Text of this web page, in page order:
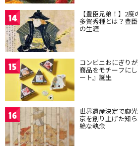
14 【豊臣兄弟！】2
多賀秀種とは？豊
の生涯
15 コンビニおにぎり
商品をモチーフに
ート』誕生
16 世界遺産決定で脚
京を創り上げた知
絶な執念